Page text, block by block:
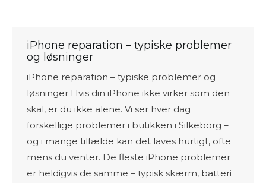
iPhone reparation – typiske problemer
og løsninger
iPhone reparation – typiske problemer og
løsninger Hvis din iPhone ikke virker som den
skal, er du ikke alene. Vi ser hver dag
forskellige problemer i butikken i Silkeborg –
og i mange tilfælde kan det laves hurtigt, ofte
mens du venter. De fleste iPhone problemer
er heldigvis de samme – typisk skærm, batteri